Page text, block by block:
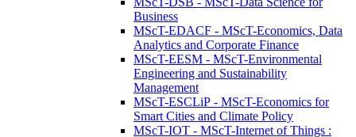
Business
MScT-EDACF - MScT-Economics, Data
Analytics and Corporate Finance
MScT-EESM - MScT-Environmental
Engineering and Sustainability
Management
MScT-ESCLiP - MScT-Economics for
Smart Cities and Climate Policy
MScT-IOT - MScT-Internet of Things :